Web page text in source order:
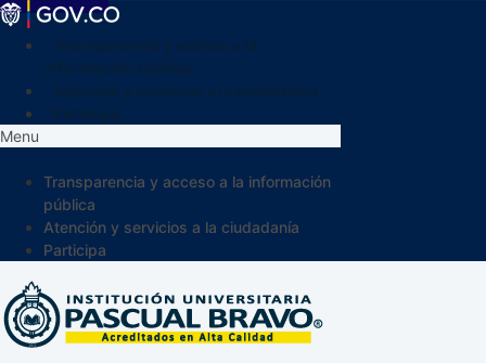
Menu
Transparencia y acceso a la información
pública
Atención y servicios a la ciudadanía
Participa